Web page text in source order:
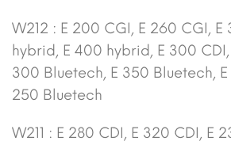
W212 : E 200 CGI, E 260 CGI, E
hybrid, E 400 hybrid, E 300 CDI,
300 Bluetech, E 350 Bluetech,
250 Bluetech
W211 : E 280 CDI, E 320 CDI, E